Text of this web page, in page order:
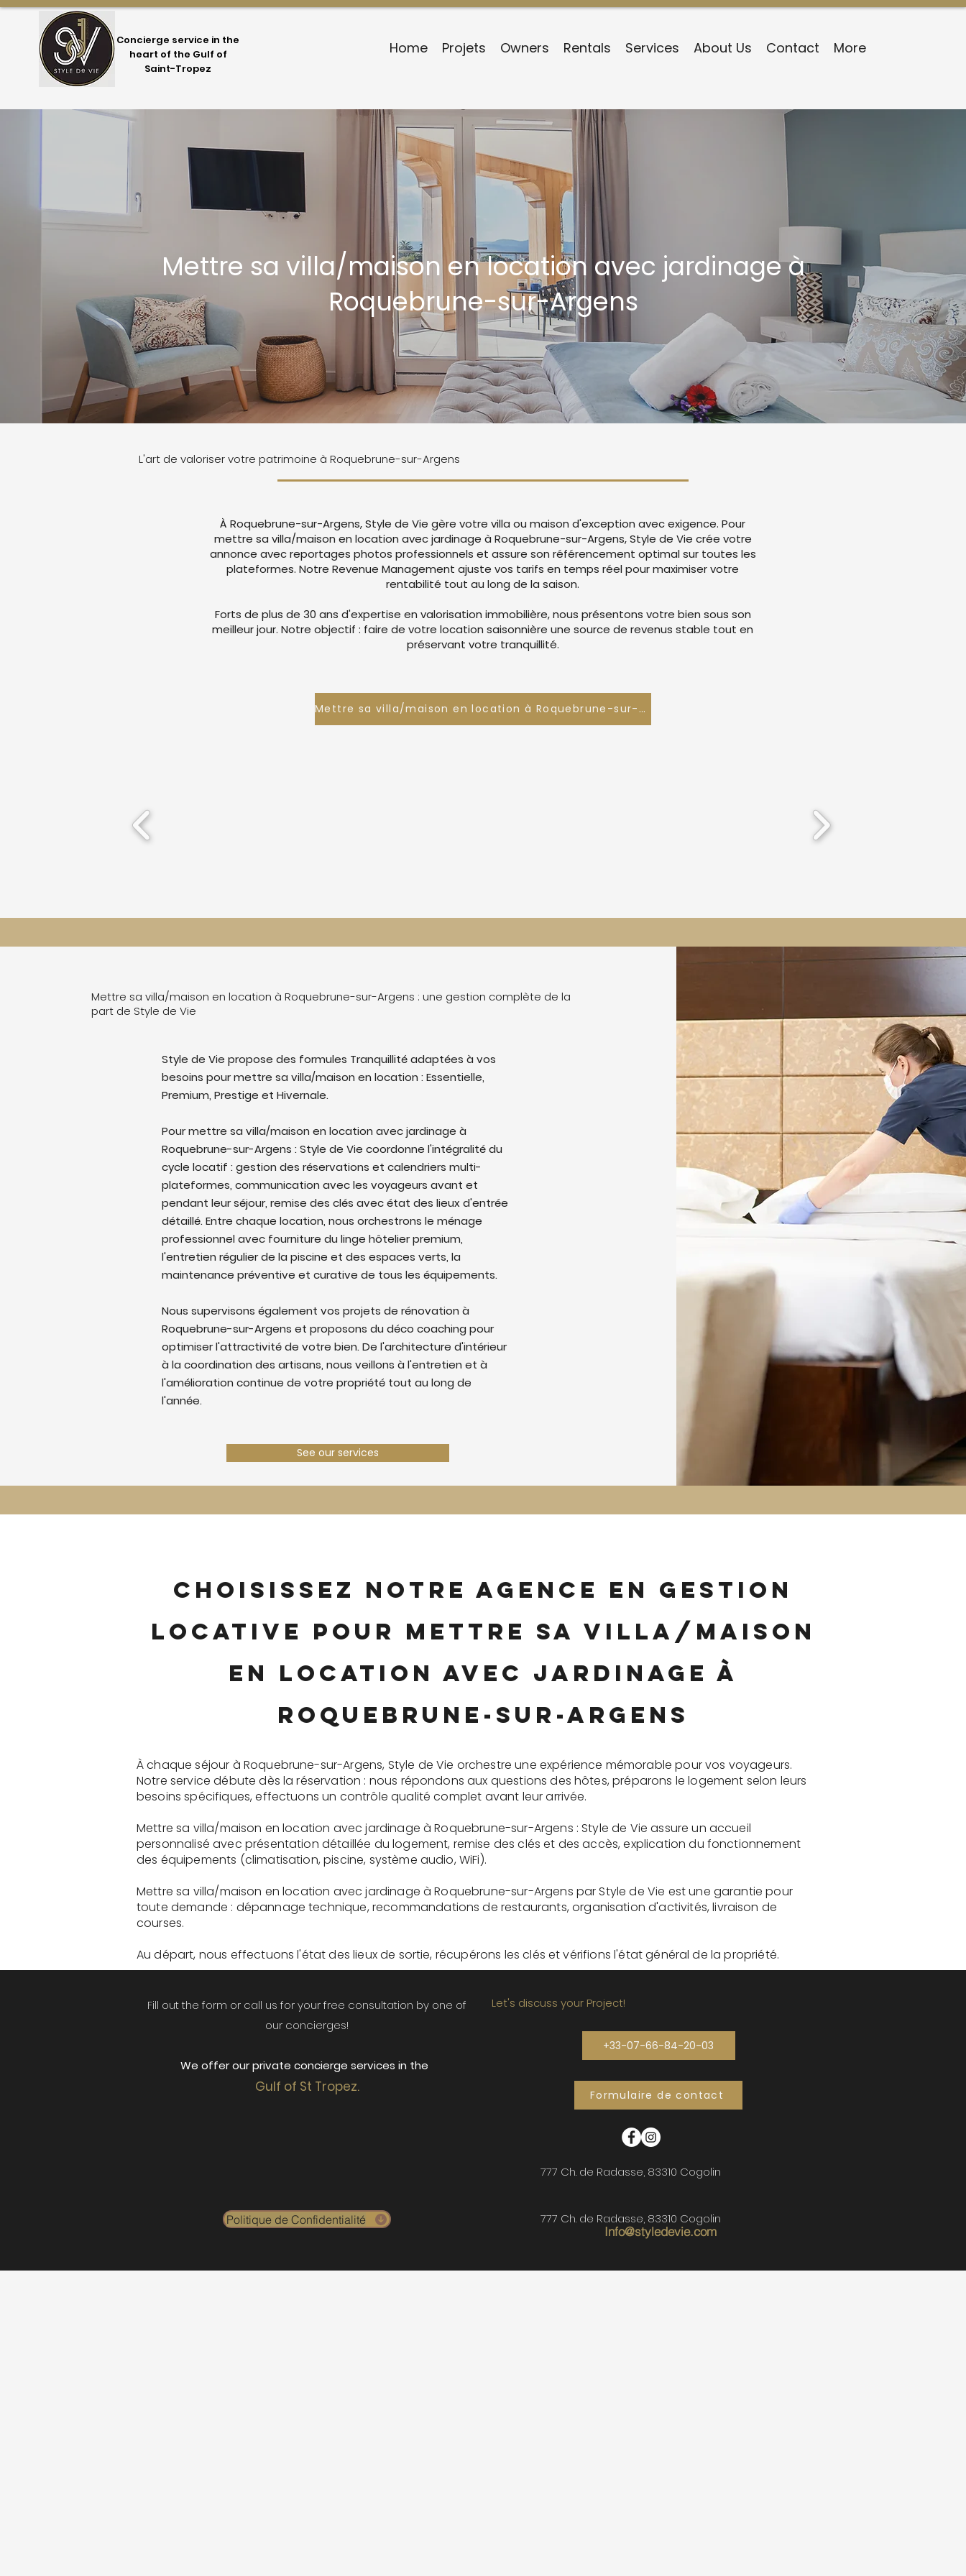
Concierge service in the
heart of the Gulf of
Saint-Tropez
Home Projets Owners Rentals Services About Us Contact More
Mettre sa villa/maison en location avec jardinage à
Roquebrune-sur-Argens
L'art de valoriser votre patrimoine à Roquebrune-sur-Argens
À Roquebrune-sur-Argens, Style de Vie gère votre villa ou maison d'exception avec exigence. Pour
mettre sa villa/maison en location avec jardinage à Roquebrune-sur-Argens, Style de Vie crée votre
annonce avec reportages photos professionnels et assure son référencement optimal sur toutes les
plateformes. Notre Revenue Management ajuste vos tarifs en temps réel pour maximiser votre
rentabilité tout au long de la saison.
Forts de plus de 30 ans d'expertise en valorisation immobilière, nous présentons votre bien sous son
meilleur jour. Notre objectif : faire de votre location saisonnière une source de revenus stable tout en
préservant votre tranquillité.
Mettre sa villa/maison en location à Roquebrune-sur-Argens
Mettre sa villa/maison en location à Roquebrune-sur-Argens : une gestion complète de la
part de Style de Vie
Style de Vie propose des formules Tranquillité adaptées à vos
besoins pour mettre sa villa/maison en location : Essentielle,
Premium, Prestige et Hivernale.
Pour mettre sa villa/maison en location avec jardinage à
Roquebrune-sur-Argens : Style de Vie coordonne l'intégralité du
cycle locatif : gestion des réservations et calendriers multi-
plateformes, communication avec les voyageurs avant et
pendant leur séjour, remise des clés avec état des lieux d'entrée
détaillé. Entre chaque location, nous orchestrons le ménage
professionnel avec fourniture du linge hôtelier premium,
l'entretien régulier de la piscine et des espaces verts, la
maintenance préventive et curative de tous les équipements.
Nous supervisons également vos projets de rénovation à
Roquebrune-sur-Argens et proposons du déco coaching pour
optimiser l'attractivité de votre bien. De l'architecture d'intérieur
à la coordination des artisans, nous veillons à l'entretien et à
l'amélioration continue de votre propriété tout au long de
l'année.
See our services
Choisissez notre agence en gestion
locative pour mettre sa villa/maison
en location avec jardinage à
Roquebrune-sur-Argens
À chaque séjour à Roquebrune-sur-Argens, Style de Vie orchestre une expérience mémorable pour vos voyageurs.
Notre service débute dès la réservation : nous répondons aux questions des hôtes, préparons le logement selon leurs
besoins spécifiques, effectuons un contrôle qualité complet avant leur arrivée.
Mettre sa villa/maison en location avec jardinage à Roquebrune-sur-Argens : Style de Vie assure un accueil
personnalisé avec présentation détaillée du logement, remise des clés et des accès, explication du fonctionnement
des équipements (climatisation, piscine, système audio, WiFi).
Mettre sa villa/maison en location avec jardinage à Roquebrune-sur-Argens par Style de Vie est une garantie pour
toute demande : dépannage technique, recommandations de restaurants, organisation d'activités, livraison de
courses.
Au départ, nous effectuons l'état des lieux de sortie, récupérons les clés et vérifions l'état général de la propriété.
Fill out the form or call us for your free consultation by one of
our concierges!
We offer our private concierge services in the
Gulf of St Tropez.
Politique de Confidentialité
Let's discuss your Project!
+33-07-66-84-20-03
Formulaire de contact
777 Ch. de Radasse, 83310 Cogolin
Info@styledevie.com
777 Ch. de Radasse, 83310 Cogolin